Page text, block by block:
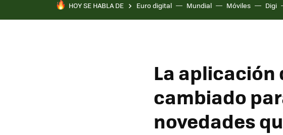
HOY SE HABLA DE Euro digital Mundial Móviles Digi
La aplicación
cambiado
novedades